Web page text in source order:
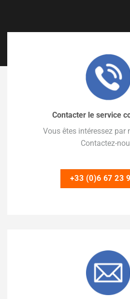
Contacter le service
Vous êtes intéressez par
Contactez-
+33 (0)6 67 23